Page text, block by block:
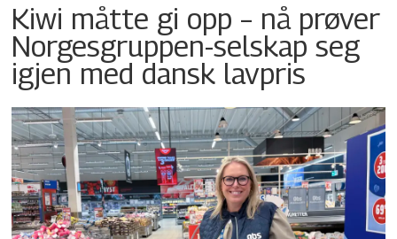
Kiwi måtte gi opp – nå prøver
Norgesgruppen-selskap seg
igjen med dansk lavpris